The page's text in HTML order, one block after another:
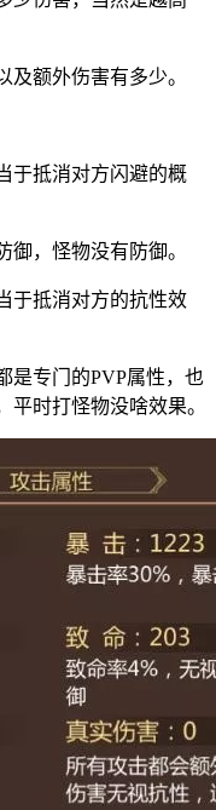
额外伤害有多少。
于抵消对方闪避的概
，怪物没有防御。
于抵消对方的抗性效
是专门的PVP属性，也
时打怪物没啥效果。